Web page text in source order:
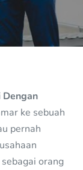
ke sebuah
pernah
orang